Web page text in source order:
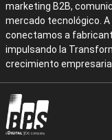
marketing B2B,
mercado tecnológico.
conectamos a
impulsando la
crecimiento